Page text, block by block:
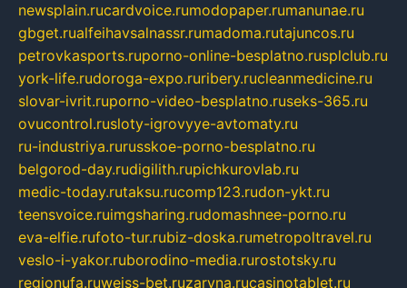
newsplain.rucardvoice.rumodopaper.rumanunae.ru
gbget.rualfeihavsalnassr.rumadoma.rutajuncos.ru
petrovkasports.ruporno-online-besplatno.rusplclub.ru
york-life.rudoroga-expo.ruribery.rucleanmedicine.ru
slovar-ivrit.ruporno-video-besplatno.ruseks-365.ru
ovucontrol.rusloty-igrovyye-avtomaty.ru
ru-industriya.rurusskoe-porno-besplatno.ru
belgorod-day.rudigilith.rupichkurovlab.ru
medic-today.rutaksu.rucomp123.rudon-ykt.ru
teensvoice.ruimgsharing.rudomashnee-porno.ru
eva-elfie.rufoto-tur.rubiz-doska.rumetropoltravel.ru
veslo-i-yakor.ruborodino-media.rurostotsky.ru
regionufa.ruweiss-bet.ruzaryna.rucasinotablet.ru